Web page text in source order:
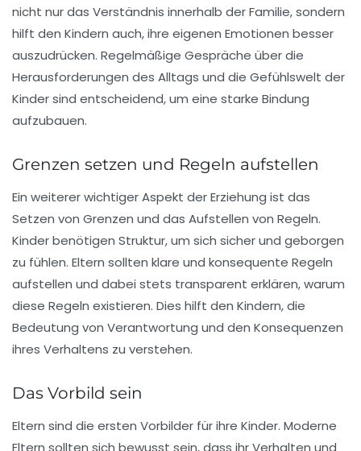
nicht nur das Verständnis innerhalb der Familie, sondern
hilft den Kindern auch, ihre eigenen Emotionen besser
auszudrücken. Regelmäßige Gespräche über die
Herausforderungen des Alltags und die Gefühlswelt der
Kinder sind entscheidend, um eine starke Bindung
aufzubauen.
Grenzen setzen und Regeln aufstellen
Ein weiterer wichtiger Aspekt derErziehung ist das
Setzen von Grenzen und das Aufstellen von Regeln.
Kinder benötigen Struktur, um sich sicher und geborgen
zu fühlen. Eltern sollten klare und konsequente Regeln
aufstellen und dabei stets transparent erklären, warum
diese Regeln existieren. Dies hilft den Kindern, die
Bedeutung von Verantwortung und den Konsequenzen
ihres Verhaltens zu verstehen.
Das Vorbild sein
Eltern sind die ersten Vorbilder für ihre Kinder. Moderne